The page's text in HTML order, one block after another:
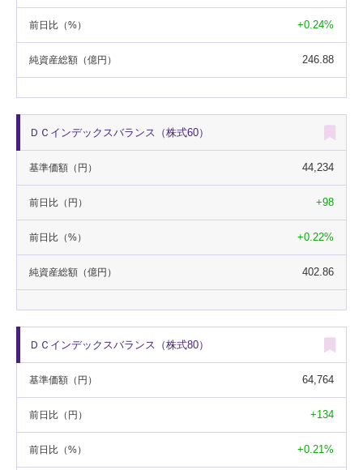
前日比 （%） +0.24%
純資産総額 （億円） 246.88
ＤＣインデックスバランス（株式60）
基準価額 （円） 44,234
前日比 （円） +98
前日比 （%） +0.22%
純資産総額 （億円） 402.86
ＤＣインデックスバランス（株式80）
基準価額 （円） 64,764
前日比 （円） +134
前日比 （%） +0.21%